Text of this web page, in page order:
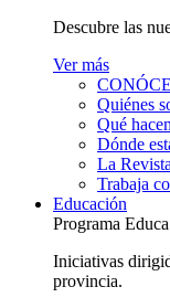
Descubre las
Ver más
Quiénes
Qué
Dónde
La Revista
Trabaja
Educación
Programa Educa
Iniciativas
provincia.